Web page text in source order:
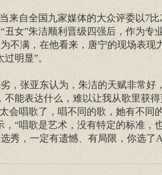
来自全国九家媒体的大众评委以7比
丑女”朱洁顺利晋级四强后，作为专
不满，在他看来，唐宁的现场表现
明显”。
，张亚东认为，朱洁的天赋非常好
不能表达什么，难以让我从歌里获得
会唱歌了，唱不同的歌，她有不同
，“唱歌是艺术，没有特定的标准，
秀，一定有遗憾、有局限，你选了